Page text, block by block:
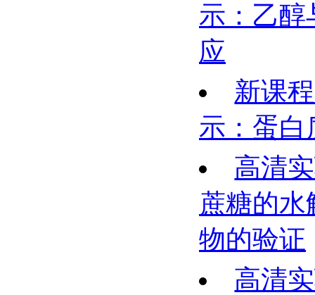
示：乙醇
应
新课
示：蛋白
高清
蔗糖的水
物的验证
高清